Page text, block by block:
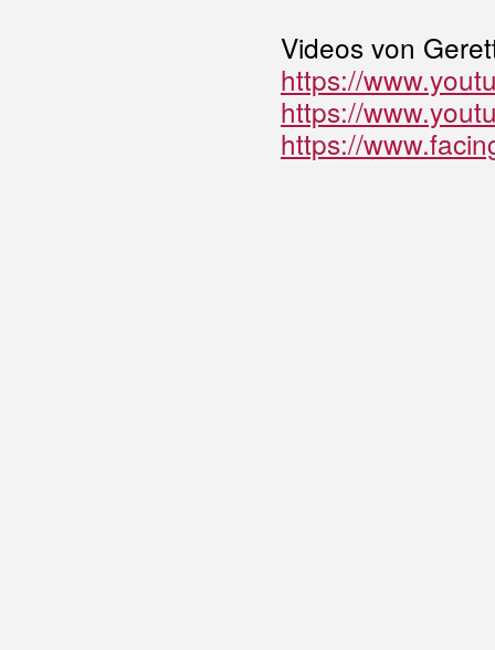
Videos von
https://
https://
https://